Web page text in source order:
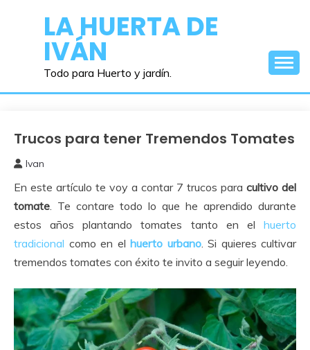
contenidoLA HUERTA DE
IVÁN
Todo para Huerto y jardín.
Cuidados
Huerto
Trucos para tener Tremendos Tomates
marzo,
2021
Ivan
En este artículo te voy a contar 7 trucos para cultivo del
tomate. Te contare todo lo que he aprendido durante
estos años plantando tomates tanto en el huerto
tradicional como en el huerto urbano. Si quieres cultivar
tremendos tomates con éxito te invito a seguir leyendo.